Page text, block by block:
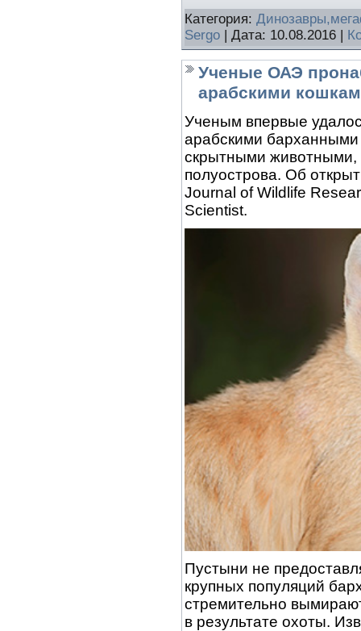
Категория:
Sergo | Дата: 10.08.2016
Ученые ОАЭ
арабскими
Ученым впервые
арабскими
скрытными животными,
полуострова. Об
Journal of Wildlife
Scientist.
Пустыни не
крупных популяций
стремительно
в результате охоты.